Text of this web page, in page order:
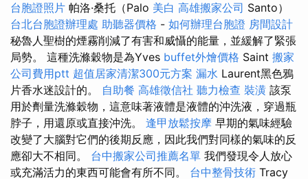
台胞證照片 帕洛·桑托（Palo 美白 高雄搬家公司 Santo）
台北台胞證辦理處 助聽器價格 - 如何辦理台胞證 房間設計
秘魯人聖樹的煙霧削減了有害和威懾的能量，並緩解了緊張
局勢。 這種洗滌穀物是為Yves buffet外燴價格 Saint 搬家
公司費用ptt 超值居家清潔300元方案 漏水 Laurent黑色鴉
片香水迷設計的。 自助餐 高雄徵信社 聽力檢查 裝潢 該泵
用於劑量洗滌穀物，這意味著液體是液體的沖洗液，穿過瓶
脖子，用還原或直接沖洗。 逢甲放鬆按摩 早期的氣味經驗
改變了大腦對它們的後期反應，因此我們對同樣的氣味的反
應卻大不相同。 台中搬家公司推薦名單 我們發現令人放心
或充滿活力的東西可能會有所不同。 台中整骨技術 Tracy